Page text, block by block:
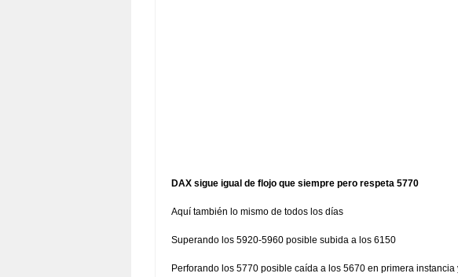
DAX sigue igual de flojo que siempre pero respeta 5770
Aquí también lo mismo de todos los días
Superando los 5920-5960 posible subida a los 6150
Perforando los 5770 posible caída a los 5670 en primera